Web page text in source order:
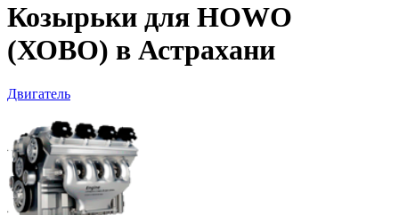
Козырьки для HOWO
(ХОВО) в Астрахани
Двигатель